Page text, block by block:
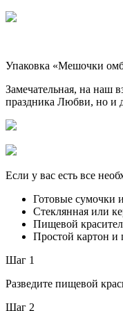
Упаковка «Мешочки
Замечательная, на наш
праздника Любви, но и
Если у вас есть все
Готовые сумочки
Стеклянная или
Пищевой
Простой картон и
Шаг 1
Разведите пищевой
Шаг 2